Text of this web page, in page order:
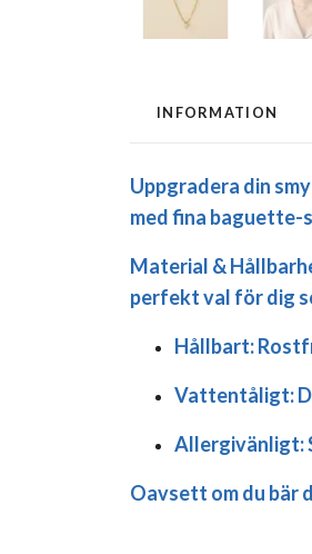
INFORMATION
Uppgradera din
med fina baguette-
Material &
perfekt val för dig
Hållbart:
Vattentåligt:
Allergivänligt:
Oavsett om du bär